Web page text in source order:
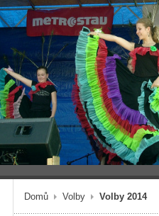
Domů Volby Volby 2014